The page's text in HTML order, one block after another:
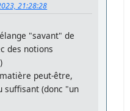
21:28:28
"savant" de
des notions
peut-être,
suffisant (donc "un